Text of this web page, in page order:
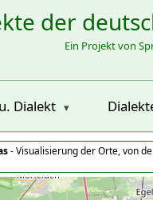
der
Ein Projekt von
Dialekt
- Visualisierung der Orte, von